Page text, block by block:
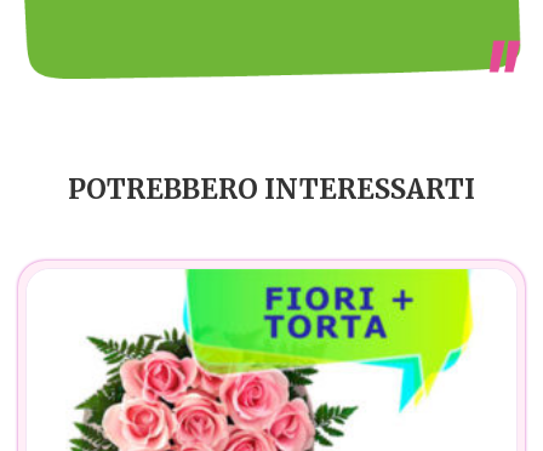
POTREBBERO INTERESSARTI